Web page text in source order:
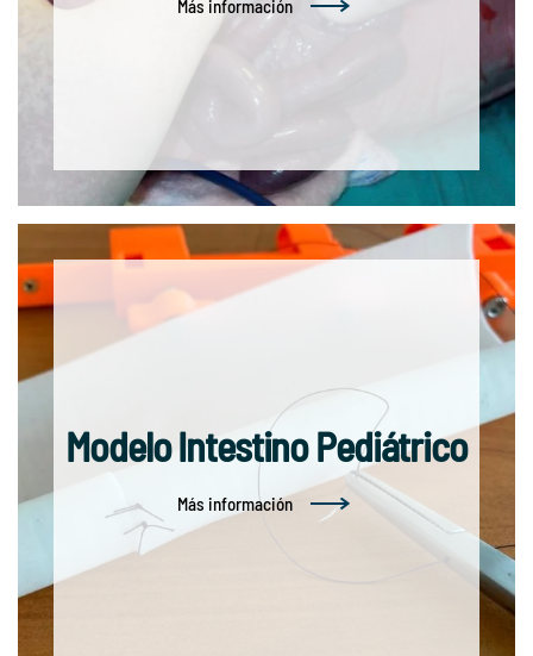
Más información
Modelo Intestino Pediátrico
Más información